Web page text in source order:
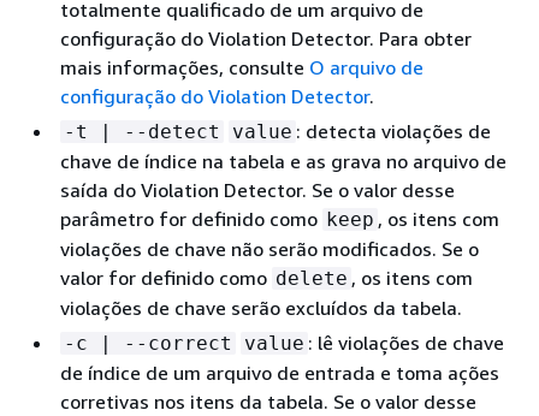
totalmente qualificado de um arquivo de
configuração do Violation Detector. Para obter
mais informações, consulte O arquivo de
configuração do Violation Detector.
-t | --detect value : detecta violações de
chave de índice na tabela e as grava no arquivo de
saída do Violation Detector. Se o valor desse
parâmetro for definido como keep , os itens com
violações de chave não serão modificados. Se o
valor for definido como delete , os itens com
violações de chave serão excluídos da tabela.
-c | --correct value : lê violações de chave
de índice de um arquivo de entrada e toma ações
corretivas nos itens da tabela. Se o valor desse